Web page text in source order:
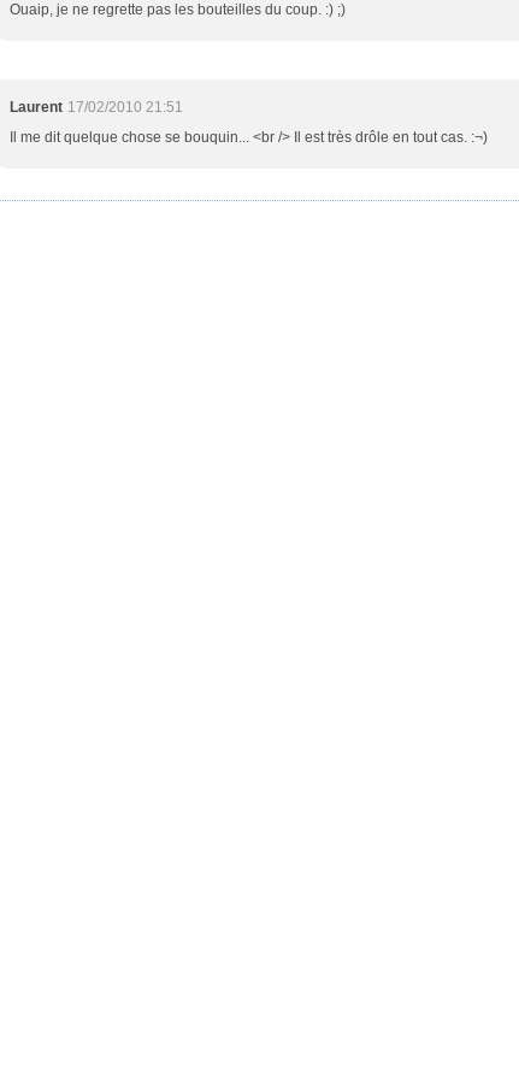
Ouaip, je ne regrette pas les bouteilles du coup. :) ;)
Laurent 17/02/2010 21:51
Il me dit quelque chose se bouquin... <br /> Il est très drôle en tout cas. :¬)